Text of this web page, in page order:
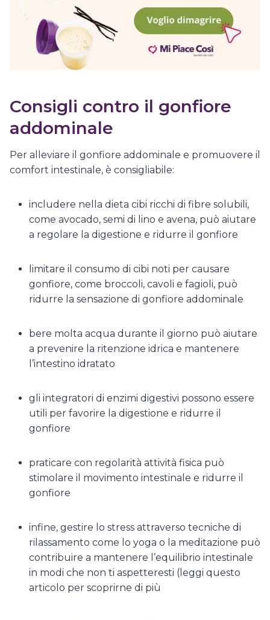
Consigli contro il gonfiore
addominale
Per alleviare il gonfiore addominale e promuovere il
comfort intestinale, è consigliabile:
includere nella dieta cibi ricchi di fibre solubili,
come avocado, semi di lino e avena, può aiutare
a regolare la digestione e ridurre il gonfiore
limitare il consumo di cibi noti per causare
gonfiore, come broccoli, cavoli e fagioli, può
ridurre la sensazione di gonfiore addominale
bere molta acqua durante il giorno può aiutare
a prevenire la ritenzione idrica e mantenere
l’intestino idratato
gli integratori di enzimi digestivi possono essere
utili per favorire la digestione e ridurre il
gonfiore
praticare con regolarità attività fisica può
stimolare il movimento intestinale e ridurre il
gonfiore
infine, gestire lo stress attraverso tecniche di
rilassamento come lo yoga o la meditazione può
contribuire a mantenere l’equilibrio intestinale
in modi che non ti aspetteresti (leggi questo
articolo per scoprirne di più